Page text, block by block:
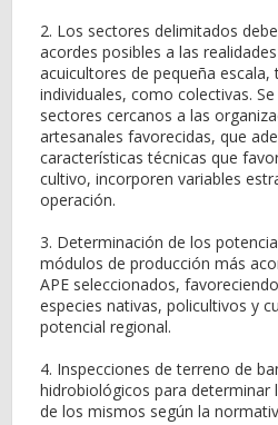
2. Los sectores delimitados
acordes posibles a las
acuicultores de pequeña
individuales, como colectivas.
sectores cercanos a las
artesanales favorecidas, que
características técnicas que
cultivo, incorporen variables
operación.
3. Determinación de los
módulos de producción más
APE seleccionados,
especies nativas, policultivos y
potencial regional.
4. Inspecciones de terreno de
hidrobiológicos para determinar
de los mismos según la